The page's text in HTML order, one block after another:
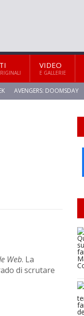
VIDEO
E GALLERIE
AVENGERS: DOOMSDAY
Web. La
di scrutare